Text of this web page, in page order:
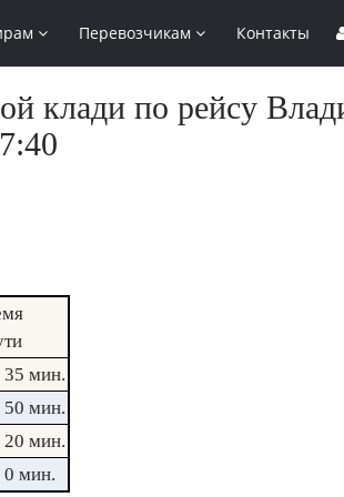
Перевозчикам Контакты
клади по рейсу
35 мин.
50 мин.
20 мин.
0 мин.